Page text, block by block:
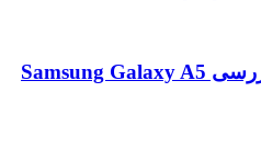
تجربه عملی : نقد و بررسی Samsung Galaxy A5